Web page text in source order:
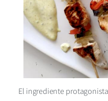
El ingrediente